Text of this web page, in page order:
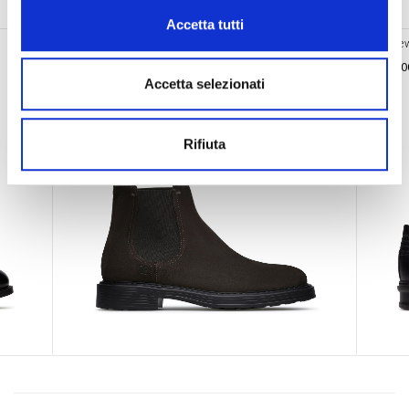
Accetta tutti
Accetta selezionati
Rifiuta
Fabi
€